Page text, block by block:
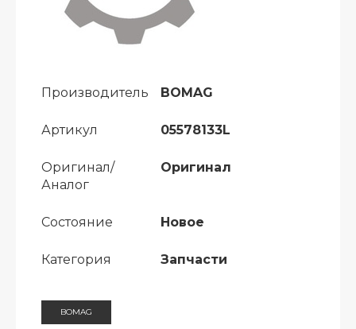
Производитель BOMAG
Артикул 05578133L
Оригинал/
Аналог
Оригинал
Состояние Новое
Категория Запчасти
BOMAG